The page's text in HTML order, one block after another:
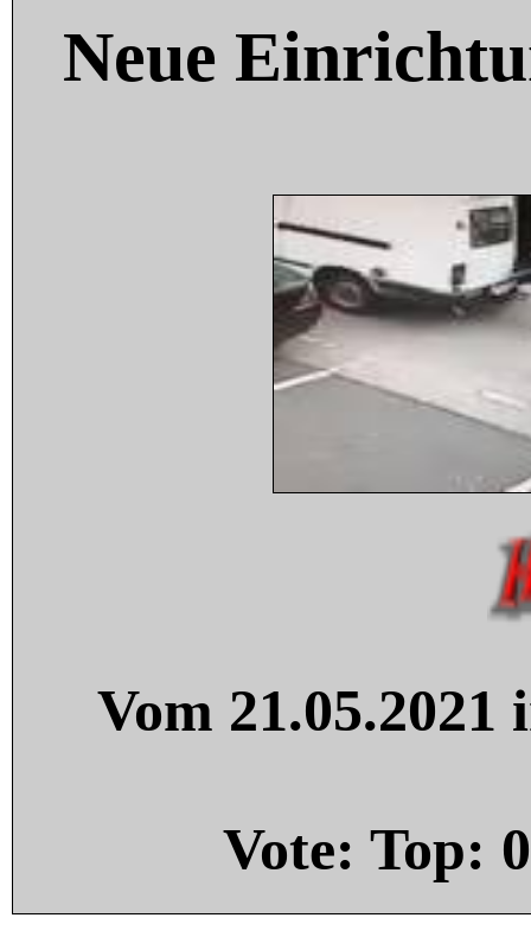
Neue
Vom
Vote: Top: 0